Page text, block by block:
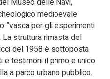
Museo delle Navi,
medioevale
”vasca per gli esperimenti
La struttura rimasta del
del 1958 è sottoposta
e testimoni il primo e unico
a parco urbano pubblico.